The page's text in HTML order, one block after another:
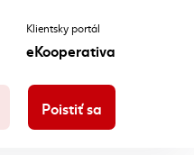
Klientsky portál
eKooperativa
Poistiť sa